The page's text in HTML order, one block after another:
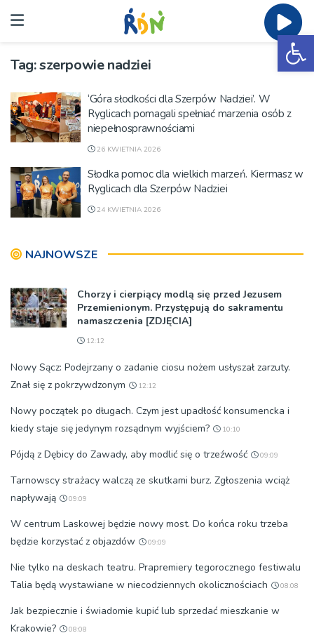
Tag:szerpowie nadziei
‘Góra słodkości dla Szerpów Nadziei’. W
Ryglicach pomagali spełniać marzenia osób z
niepełnosprawnościami
26 KWIETNIA 2026
Słodka pomoc dla wielkich marzeń. Kiermasz w
Ryglicach dla Szerpów Nadziei
24 KWIETNIA 2026
NAJNOWSZE
Chorzy i cierpiący modlą się przed Jezusem
Przemienionym. Przystępują do sakramentu
namaszczenia [ZDJĘCIA]
12:12
Nowy Sącz: Podejrzany o zadanie ciosu nożem usłyszał zarzuty.
Znał się z pokrzywdzonym
12:12
Nowy początek po długach. Czym jest upadłość konsumencka i
kiedy staje się jedynym rozsądnym wyjściem?
10:10
Pójdą z Dębicy do Zawady, aby modlić się o trzeźwość 09:09
Tarnowscy strażacy walczą ze skutkami burz. Zgłoszenia wciąż
napływają
09:09
W centrum Laskowej będzie nowy most. Do końca roku trzeba
będzie korzystać z objazdów
09:09
Nie tylko na deskach teatru. Prapremiery tegorocznego festiwalu
Talia będą wystawiane w niecodziennych okolicznościach
08:08
Jak bezpiecznie i świadomie kupić lub sprzedać mieszkanie w
Krakowie?
08:08